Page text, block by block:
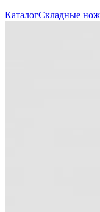
КаталогСкладные